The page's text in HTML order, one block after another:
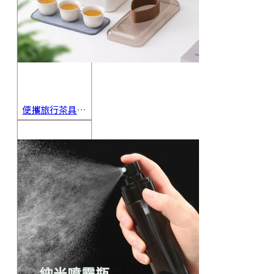
便攜旅行茶具組 茶杯 茶壺 陶瓷杯 泡茶組 茶具套裝 伴手禮 禮盒 禮品